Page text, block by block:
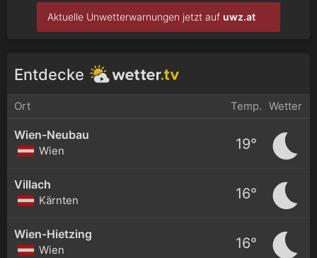
Aktuelle Unwetterwarnungen jetzt auf uwz.at
Entdecke
Ort Temp. Wetter
Wien-Neubau
Wien 19°
Villach
Kärnten 16°
Wien-Hietzing
Wien 16°